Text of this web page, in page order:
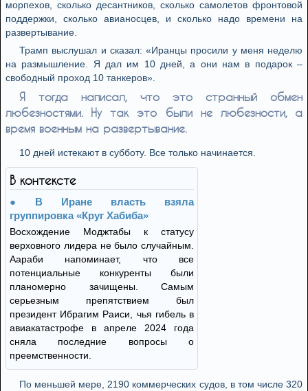
морпехов, сколько десантников, сколько самолетов фронтовой
поддержки, сколько авианосцев, и сколько надо времени на
развертывание.
Трамп выслушал и сказал: «Иранцы просили у меня неделю
на размышление. Я дал им 10 дней, а они нам в подарок –
свободный проход 10 танкеров».
Я тогда написал, что это странный обмен
любезностями. Ну так это были не любезности, а
время военным на развертывание.
10 дней истекают в субботу. Все только начинается.
В контексте
В Иране власть взяла
группировка «Круг Хабиба»
Восхождение Моджтабы к статусу
верховного лидера не было случайным.
Аараби напоминает, что все
потенциальные конкуренты были
планомерно зачищены. Самым
серьезным препятствием был
президент Ибрагим Раиси, чья гибель в
авиакатастрофе в апреле 2024 года
сняла последние вопросы о
преемственности.
По меньшей мере, 2190 коммерческих судов, в том числе 320